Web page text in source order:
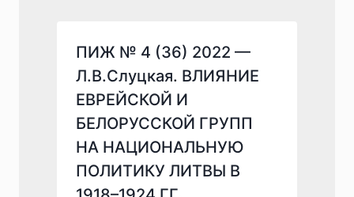
ПИЖ № 4 (36) 2022 —
Л.В.Слуцкая. ВЛИЯНИЕ
ЕВРЕЙСКОЙ И
БЕЛОРУССКОЙ ГРУПП
НА НАЦИОНАЛЬНУЮ
ПОЛИТИКУ ЛИТВЫ В